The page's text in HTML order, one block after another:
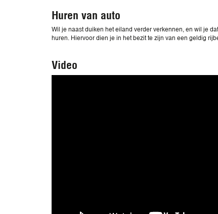
Huren van auto
Wil je naast duiken het eiland verder verkennen, en wil je
huren. Hiervoor dien je in het bezit te zijn van een geldig
Video